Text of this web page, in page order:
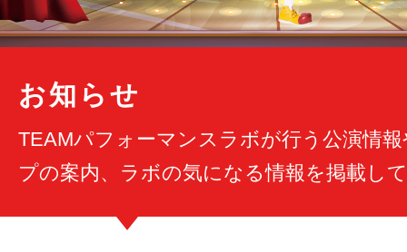
お知らせ
TEAMパフォーマンスラボが行う公演情
プの案内、ラボの気になる情報を掲載し